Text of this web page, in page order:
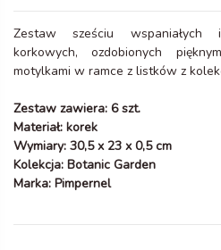
Zestaw sześciu wspaniałych
korkowych, ozdobionych
motylkami w ramce z listków z
Zestaw zawiera: 6 szt.
Materiał: korek
Wymiary: 30,5 x 23 x 0,5 cm
Kolekcja: Botanic Garden
Marka: Pimpernel